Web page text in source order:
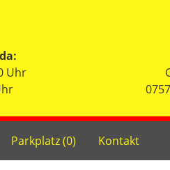
Uhr
Parkplatz (0) Kontakt